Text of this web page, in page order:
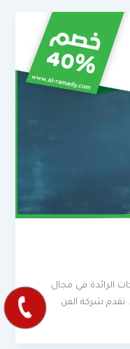
الرائدة في مجال
تقدم شركة الفن